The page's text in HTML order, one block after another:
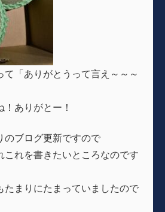
「ありがとうって言え～～～
ありがとー！
のブログ更新ですので
これを書きたいところなのです
たまりにたまっていましたので